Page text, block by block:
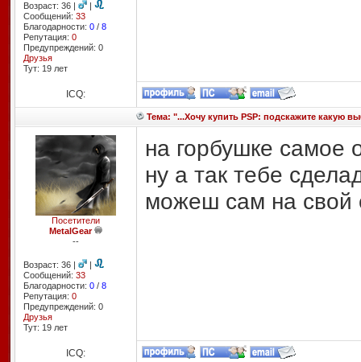
Возраст: 36 |
|
Сообщений: 33
Благодарности: 0/ 8
Репутация: 0
Предупреждений: 0
Друзья
Тут: 19 лет
ICQ:
Тема: "...Хочу купить PSP: подскажите какую
Посетители
MetalGear
--
Возраст: 36 |
|
Сообщений: 33
Благодарности: 0/ 8
Репутация: 0
Предупреждений: 0
Друзья
Тут: 19 лет
на горбушке самое
ну а так тебе
можеш сам на свой
ICQ: